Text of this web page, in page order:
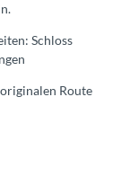
Schloss
Route